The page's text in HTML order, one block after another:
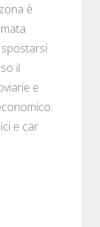
è
spostarsi
il
e
e car